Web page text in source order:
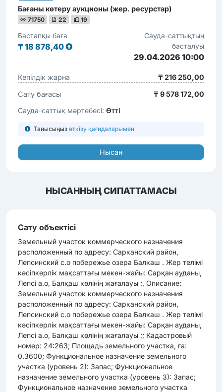
Бағаны көтеру аукционы (жер. ресурстар)
71750 22 19
Бастапқы баға
₸ 18 878,40
Сауда-саттықтың
басталуы
29.04.2026 10:00
Кепілдік жарна
₸ 216 250,00
Сату бағасы
₸ 9 578 172,00
Сауда-саттық мәртебесі: Өтті
Танысыңыз өткізу қағидаларымен
Нысан
НЫСАННЫҢ СИПАТТАМАСЫ
Сату объектісі
Земельный участок коммерческого назначения
расположенный по адресу: Сарканский район,
Лепсинский с.о побережье озера Балкаш . Жер телімі
кәсіпкерлік мақсаттағы мекен-жайы: Сарқан ауданы,
Лепсі а.о, Балқаш көлінің жағалауы ;, Описание:
Земельный участок коммерческого назначения
расположенный по адресу: Сарканский район,
Лепсинский с.о побережье озера Балкаш . Жер телімі
кәсіпкерлік мақсаттағы мекен-жайы: Сарқан ауданы,
Лепсі а.о, Балқаш көлінің жағалауы ;; Кадастровый
номер: 24:263; Площадь земельного участка, га:
0.3600; Функциональное назначение земельного
участка (уровень 2): Запас; Функциональное
назначение земельного участка (уровень 3): Запас;
Функциональное назначение земельного участка